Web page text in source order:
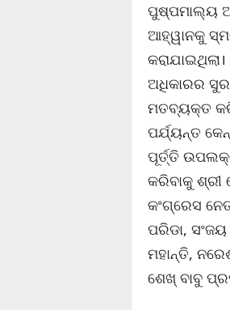
ପୁଷ୍ପମାଲ୍ୟ
ଆହ୍ୱାନକୁ
ଅଧିକାରର
ମତବ୍ୟକ୍ତ
ପର୍ଯ୍ୟନ୍ତ
ପୂର୍ତ୍ତି
କରିବାକୁ ଶ୍ରୀ
କଂଗ୍ରେସ
ପରିଡା,
ମହାନ୍ତି,
ଶେଖ୍ ବାବୁ